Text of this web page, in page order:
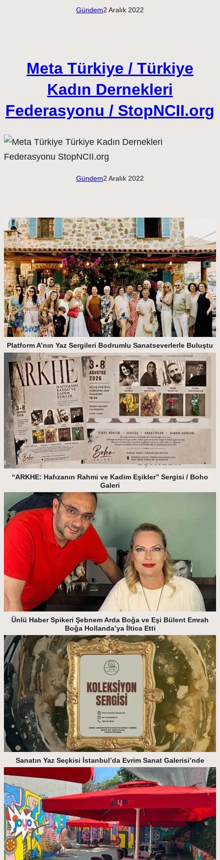
Gündem2 Aralık 2022
Meta Türkiye / Türkiye
Kadın Dernekleri
Federasyonu / StopNCII.org
Gündem2 Aralık 2022
Platform A’nın Yaz Sergileri Bodrumlu Sanatseverlerle Buluştu
“ARKHE: Hafızanın Rahmi ve Kadim Eşikler” Sergisi / Boho
Galeri
Ünlü Haber Spikeri Şebnem Arda Boğa ve Eşi Bülent Emrah
Boğa Hollanda’ya İltica Etti
Sanatın Yaz Seçkisi İstanbul’da Evrim Sanat Galerisi’nde